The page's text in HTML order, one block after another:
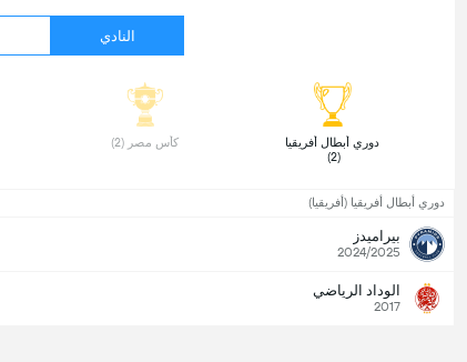
النادي
(2)
كأس مصر (2)
دوري أبطال أفريقيا (أفريقيا)
بيراميدز
2024/2025
الوداد الرياضي
2017